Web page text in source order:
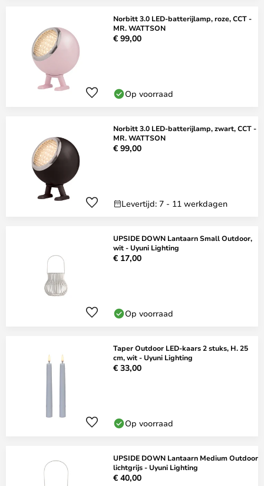
Norbitt 3.0 LED-batterijlamp, roze, CCT -
MR. WATTSON
€ 99,00
Op voorraad
Norbitt 3.0 LED-batterijlamp, zwart, CCT -
MR. WATTSON
€ 99,00
Levertijd: 7 - 11 werkdagen
UPSIDE DOWN Lantaarn Small Outdoor,
wit - Uyuni Lighting
€ 17,00
Op voorraad
Taper Outdoor LED-kaars 2 stuks, H. 25
cm, wit - Uyuni Lighting
€ 33,00
Op voorraad
UPSIDE DOWN Lantaarn Medium Outdoor
lichtgrijs - Uyuni Lighting
€ 40,00